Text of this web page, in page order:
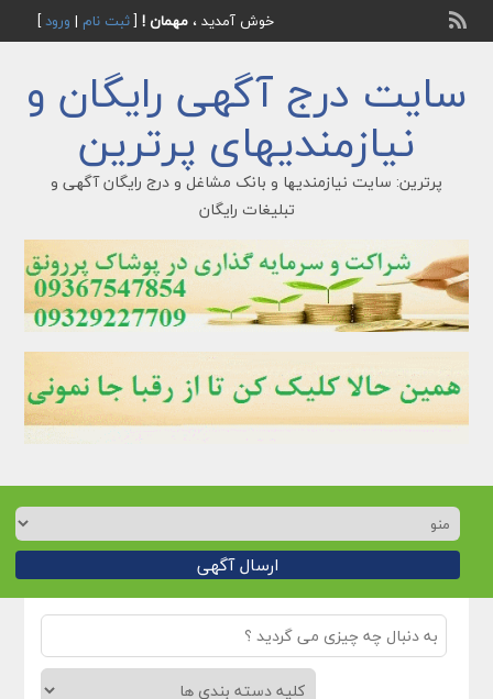
خوش آمدید ، مهمان ![ثبت نام | ورود]
سایت درج آگهی رایگان و
نیازمندیهای پرترین
پرترین: سایت نیازمندیها و بانک مشاغل و درج رایگان آگهی و
تبلیغات رایگان
ارسال آگهی